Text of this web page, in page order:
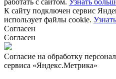
К сайту подключен сервис
использует файлы cookie.
Согласен
Согласен
Согласие на обработку
сервиса «Яндекс.Метрика»